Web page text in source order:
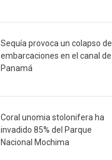
Sequía provoca un colapso de
embarcaciones en el canal de
Panamá
Coral unomia stolonifera ha
invadido 85% del Parque
Nacional Mochima